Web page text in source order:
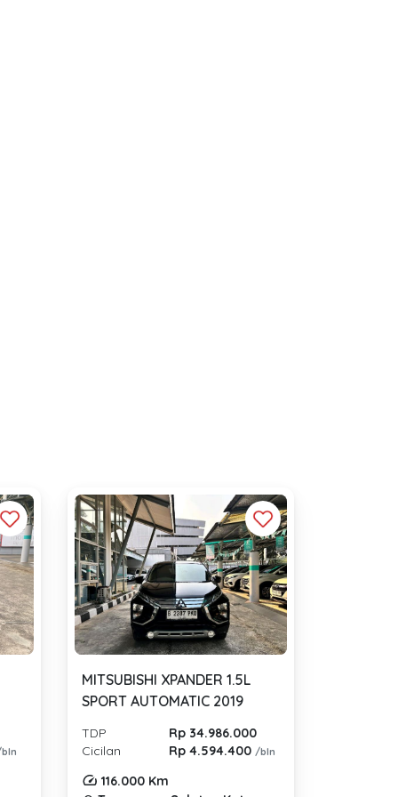
MITSUBISHI XPANDER 1.5L
SPORT AUTOMATIC 2019
TDP
Rp 34.986.000
Cicilan
Rp 4.594.400/bln
116.000 Km